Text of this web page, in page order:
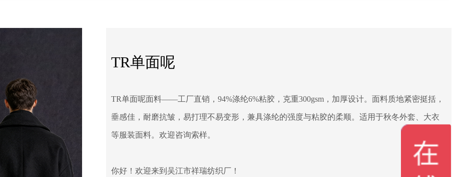
TR单面呢
TR单面呢面料——工厂直销，94%涤纶6%粘胶，克重300gsm，加厚设计。面料质地紧密挺括，
垂感佳，耐磨抗皱，易打理不易变形，兼具涤纶的强度与粘胶的柔顺。适用于秋冬外套、大衣
等服装面料。欢迎咨询索样。
你好！欢迎来到吴江市祥瑞纺织厂！